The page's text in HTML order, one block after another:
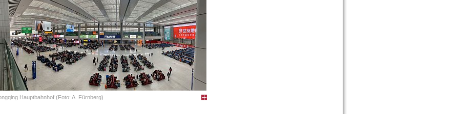
Hauptbahnhof (Foto: A. Fürnberg)